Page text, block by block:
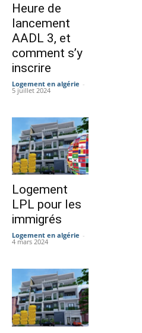
Heure de
lancement
AADL 3, et
comment s’y
inscrire
Logement en algérie -
5 juillet 2024
Logement
LPL pour les
immigrés
Logement en algérie -
4 mars 2024